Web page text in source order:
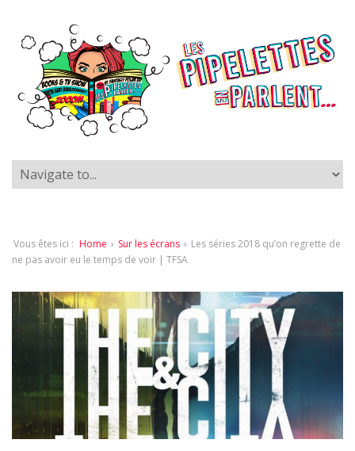
Vous êtes ici : Home › Sur les écrans › Les séries 2018 qu’on regrette de
ne pas avoir eu le temps de voir | TFSA